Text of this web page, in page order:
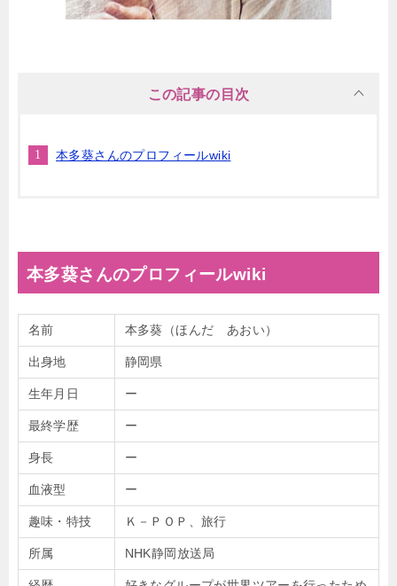
この記事の目次
本多葵さんのプロフィールwiki
本多葵さんのプロフィールwiki
名前 本多葵（ほんだ あおい）
出身地 静岡県
生年月日 ー
最終学歴 ー
身長 ー
血液型 ー
趣味・特技 Ｋ－ＰＯＰ、旅行
所属 NHK静岡放送局